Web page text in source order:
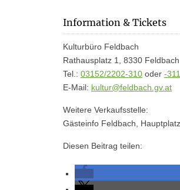
Information & Tickets
Kulturbüro Feldbach
Rathausplatz 1, 8330 Feldbach
Tel.: 03152/2202-310 oder -311
E-Mail: kultur@feldbach.gv.at
Weitere Verkaufsstelle:
Gästeinfo Feldbach,
Diesen Beitrag teilen: